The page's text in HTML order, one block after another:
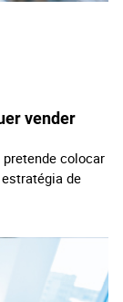
vender
colocar
de